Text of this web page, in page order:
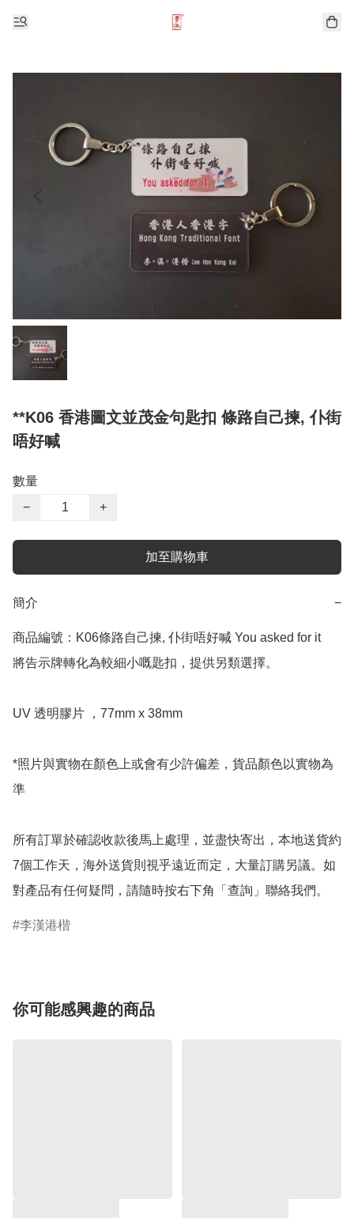
**K06 香港圖文並茂金句匙扣 條路自己揀, 仆街
唔好喊
數量
−
+
加至購物車
簡介 −
商品編號：K06條路自己揀, 仆街唔好喊 You asked for it
將告示牌轉化為較細小嘅匙扣，提供另類選擇。
UV 透明膠片 ，77mm x 38mm
*照片與實物在顏色上或會有少許偏差，貨品顏色以實物為
準
所有訂單於確認收款後馬上處理，並盡快寄出，本地送貨約
7個工作天，海外送貨則視乎遠近而定，大量訂購另議。如
對產品有任何疑問，請隨時按右下角「查詢」聯絡我們。
李漢港楷
你可能感興趣的商品